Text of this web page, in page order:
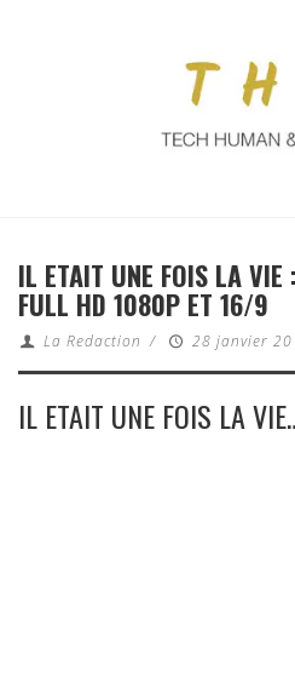
IL ETAIT UNE FOIS LA VIE
FULL HD 1080P ET 16/9
La Redaction / 28 janvier
IL ETAIT UNE FOIS LA